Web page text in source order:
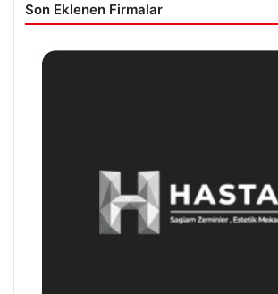
Son Eklenen Firmalar